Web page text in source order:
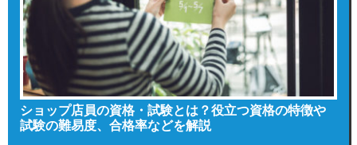
ショップ店員の資格・試験とは？役立つ資格の特徴や
試験の難易度、合格率などを解説